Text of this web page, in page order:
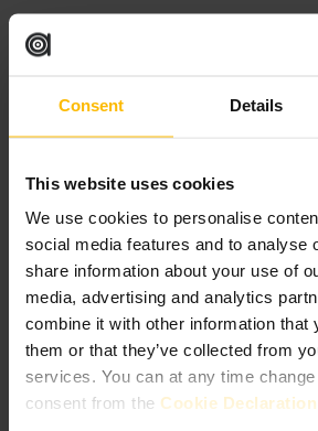
Consent Details
This website uses cookies
We use cookies to personalise
social media features and to analyse
share information about your use of
media, advertising and analytics
combine it with other information that
them or that they’ve collected from
services. You can at any time
consent from the Cookie Declaration
Planifiez votre visite
pour éviter l’attente. Pour une réunion de
d’après‑midi en semaine. Demandez une table
https://the411london.co.uk/
Hokus Pokus -
Restauration et boissons•Bar•Bar à cocktails
4,4
4,5